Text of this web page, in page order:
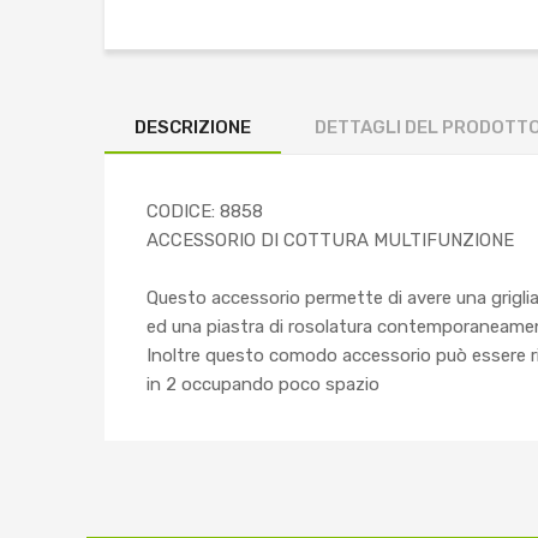
DESCRIZIONE DETTAGLI DEL
CODICE: 8858
ACCESSORIO DI COTTURA MULTIFUNZIONE
Questo accessorio permette di avere una griglia
ed una piastra di rosolatura
Inoltre questo comodo accessorio può essere
in 2 occupando poco spazio